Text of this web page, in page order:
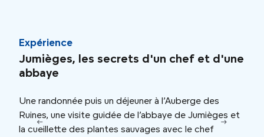
Expérience
Jumièges, les secrets d'un chef et d'une
abbaye
Une randonnée puis un déjeuner à l’Auberge des
Ruines, une visite guidée de l’abbaye de Jumièges et
la cueillette des plantes sauvages avec le chef